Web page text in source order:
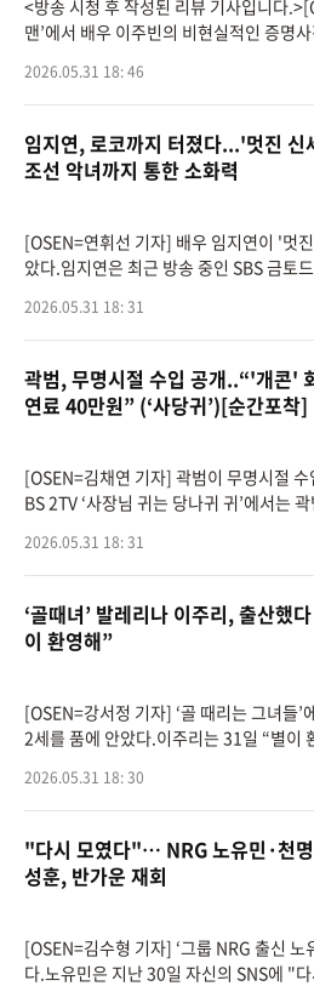
<방송 시청 후 작성된 리뷰 기사입니다
맨’에서 배우 이주빈의 비현실적인 증명
모았다.
2026.05.31 18: 46
임지연, 로코까지 터졌다...'멋진 신
조선 악녀까지 통한 소화력
[OSEN=연휘선 기자] 배우 임지연이 '멋
았다.임지연은 최근 방송 중인 SBS 금토
활약 중이다.
2026.05.31 18: 31
곽범, 무명시절 수입 공개..“'개콘'
연료 40만원” (‘사당귀’)[순간포착]
[OSEN=김채연 기자] 곽범이 무명시절
BS 2TV ‘사장님 귀는 당나귀 귀’에서는
나. 데
2026.05.31 18: 31
‘골때녀’ 발레리나 이주리, 출산했
이 환영해”
[OSEN=강서정 기자] ‘골 때리는 그녀들
2세를 품에 안았다.이주리는 31일 “별이
2026.05.31 18: 30
"다시 모였다"… NRG 노유민·천
성훈, 반가운 재회
[OSEN=김수형 기자] ‘그룹 NRG 출신
다.노유민은 지난 30일 자신의 SNS에 "